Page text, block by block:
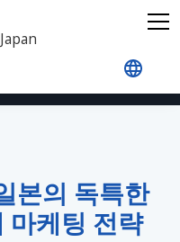
해외 기업을 위한
본의 독특한
마케팅 전략